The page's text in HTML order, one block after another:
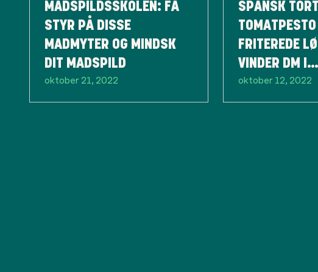
MADSPILDSSKOLEN: FÅ
STYR PÅ DISSE
MADMYTER OG MINDSK
DIT MADSPILD
oktober 21, 2022
SPANSK
TOMATPESTO
FRITEREDE
VINDER DM I
oktober 12, 2022